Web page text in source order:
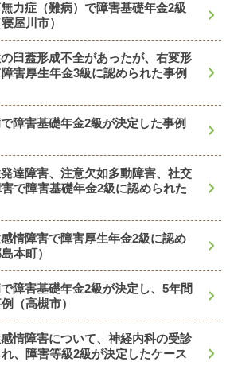
無力症（難病）で障害基礎年金2級
屋川市）
の臼蓋形成不全があったが、右変形
害厚生年金3級に認められた事例
で障害基礎年金2級が決定した事例
発達障害、注意欠如多動障害、社交
で障害基礎年金2級に認められた
感情障害で障害厚生年金2級に認め
本町）
で障害基礎年金2級が決定し、5年間
（高槻市）
感情障害について、神経内科の受診
、障害等級2級が決定したケース